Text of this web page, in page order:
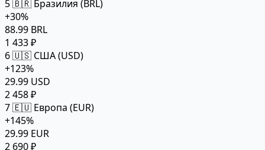
5🇧🇷 Бразилия (BRL)
+30%
88.99 BRL
1 433 ₽
6🇺🇸 США (USD)
+123%
29.99 USD
2 458 ₽
7🇪🇺 Европа (EUR)
+145%
29.99 EUR
2 690 ₽